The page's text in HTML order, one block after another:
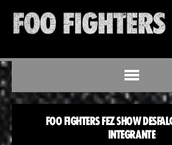
FOO FIGHTERS FEZ SHOW
INTEGRANTE